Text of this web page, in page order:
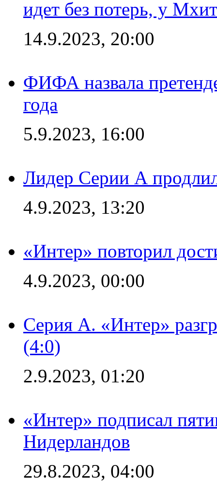
идет без потерь, у
14.9.2023, 20:00
ФИФА назвала
года
5.9.2023, 16:00
Лидер Серии А
4.9.2023, 13:20
«Интер» повторил
4.9.2023, 00:00
Серия А. «Интер»
(4:0)
2.9.2023, 01:20
«Интер» подписал
Нидерландов
29.8.2023, 04:00